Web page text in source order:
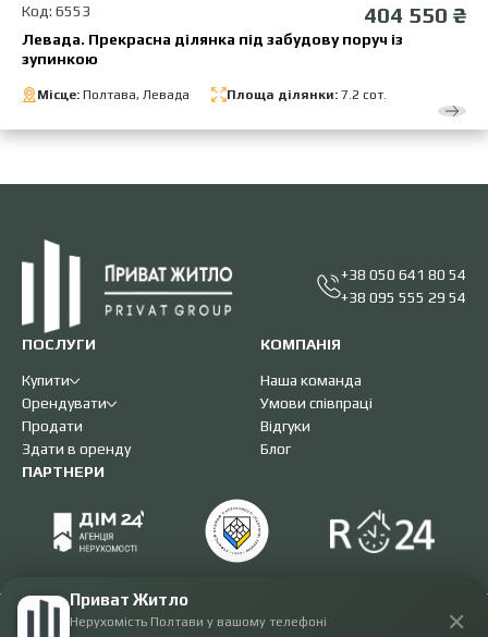
Приват Житло
Нерухомість Полтави у вашому телефоні ✕
Код: 6553 404 550 ₴
Левада. Прекрасна ділянка під забудову поруч із
зупинкою
Місце: Полтава, Левада Площа ділянки: 7.2 сот.
+38 050 641 80 54
+38 095 555 29 54
ПОСЛУГИ
Купити
Орендувати
Продати
Здати в оренду
КОМПАНІЯ
Наша команда
Умови співпраці
Відгуки
Блог
ПАРТНЕРИ